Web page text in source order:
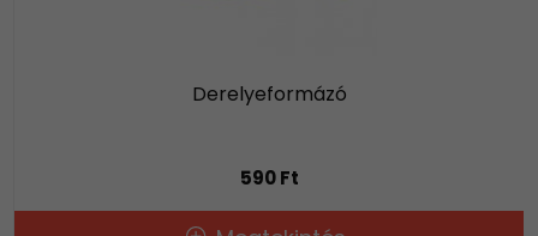
Derelyeformázó
590 Ft